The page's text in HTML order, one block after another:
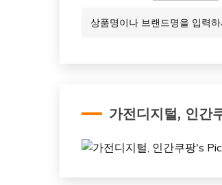
가전디지털, 인간